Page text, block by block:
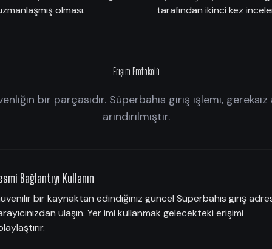
olması.
tarafından ikinci kez
Erişim Protokolü
bir parçasıdır. Süperbahis giriş işlemi, gereksiz
arındırılmıştır.
Bağlantıyı Kullanın
bir kaynaktan edindiğiniz güncel Süperbahis giriş
ulaşın. Yer imi kullanmak gelecekteki erişimi